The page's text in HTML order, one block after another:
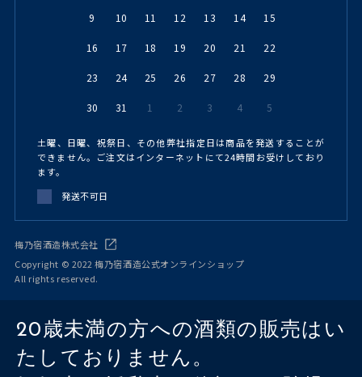
9 10 11 12 13 14 15
16 17 18 19 20 21 22
23 24 25 26 27 28 29
30 31 1 2 3 4 5
土曜、日曜、祝祭日、その他弊社指定日は商品を発送することが
できません。ご注文はインターネットにて24時間お受けしており
ます。
発送不可日
梅乃宿酒造株式会社
Copyright © 2022 梅乃宿酒造公式オンラインショップ
All rights reserved.
20歳未満の方への酒類の販売はい
たしておりません。